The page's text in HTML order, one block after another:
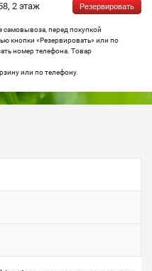
2 этаж
Резервировать
самовывоза, перед покупкой
кнопки «Резервировать» или по
номер телефона. Товар
или по телефону.